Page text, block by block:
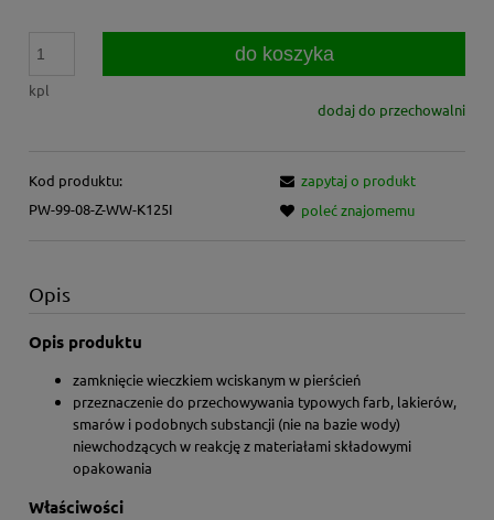
kpl
do koszyka
dodaj do przechowalni
Kod produktu:
PW-99-08-Z-WW-K125I
zapytaj o produkt
poleć znajomemu
Opis
Opis produktu
zamknięcie wieczkiem wciskanym w pierścień
przeznaczenie do przechowywania typowych farb, lakierów,
smarów i podobnych substancji (nie na bazie wody)
niewchodzących w reakcję z materiałami składowymi
opakowania
Właściwości